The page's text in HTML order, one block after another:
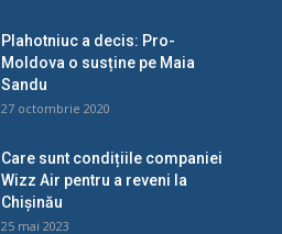
Plahotniuc a decis: Pro-
Moldova o susține pe Maia
Sandu
27 octombrie 2020
Care sunt condițiile companiei
Wizz Air pentru a reveni la
Chișinău
25 mai 2023